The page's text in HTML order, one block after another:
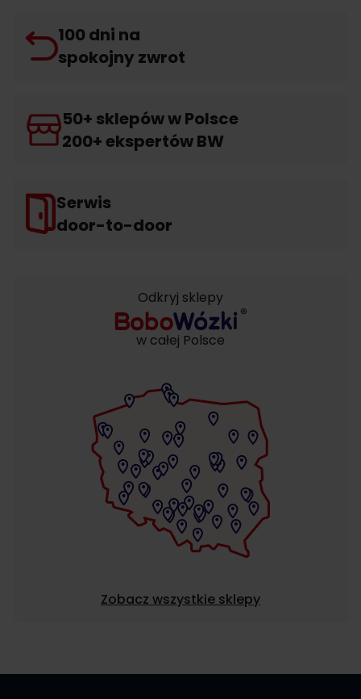
100 dni na
spokojny zwrot
50+ sklepów w Polsce
200+ ekspertów BW
Serwis
door-to-door
Odkryj sklepy
w całej Polsce
Zobacz wszystkie sklepy